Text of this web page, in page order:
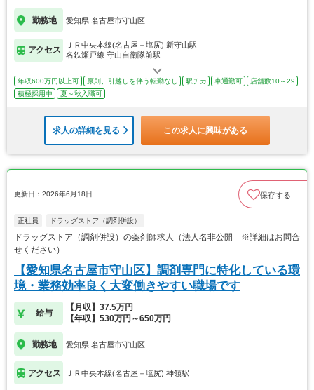
勤務地 愛知県 名古屋市守山区
アクセス
ＪＲ中央本線(名古屋－塩尻) 新守山駅
名鉄瀬戸線 守山自衛隊前駅
年収600万円以上可 原則、引越しを伴う転勤なし 駅チカ 車通勤可
店舗数10～29
積極採用中
夏～秋入職可
求人の詳細を見る この求人に興味がある
更新日：2026年6月18日 保存する
正社員 ドラッグストア（調剤併設）
ドラッグストア（調剤併設）の薬剤師求人（法人名非公開 ※詳細はお問合
せください）
【愛知県名古屋市守山区】調剤専門に特化している環
境・業務効率良く大変働きやすい職場です
給与
【月収】37.5万円
【年収】530万円～650万円
勤務地 愛知県 名古屋市守山区
アクセス ＪＲ中央本線(名古屋－塩尻) 神領駅